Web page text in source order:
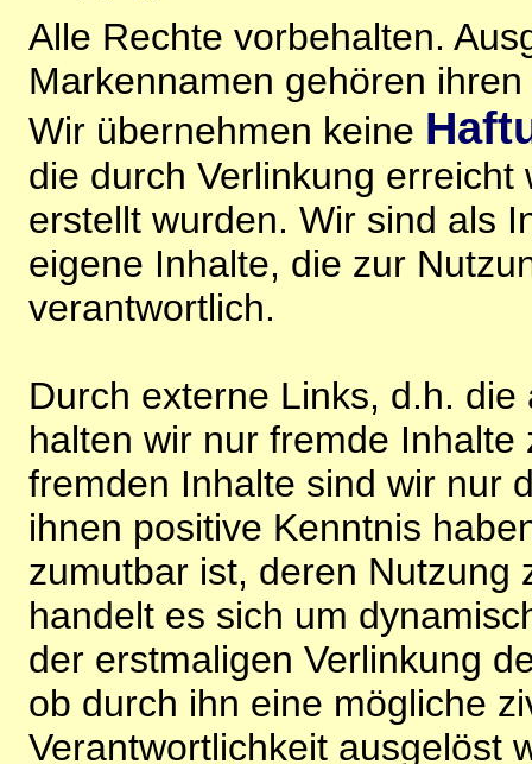
Alle Rechte vorbehalten.
Markennamen gehören
Wir übernehmen keine
die durch Verlinkung
erstellt wurden. Wir sind als
eigene Inhalte, die zur
verantwortlich.
Durch externe Links, d.h.
halten wir nur fremde
fremden Inhalte sind wir nur
ihnen positive Kenntnis
zumutbar ist, deren Nutzung
handelt es sich um
der erstmaligen Verlinkung
ob durch ihn eine mögliche
Verantwortlichkeit ausgelöst